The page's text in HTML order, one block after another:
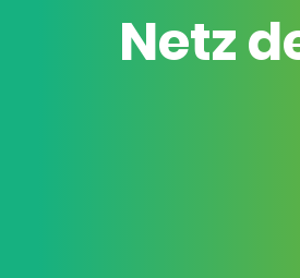
Netz